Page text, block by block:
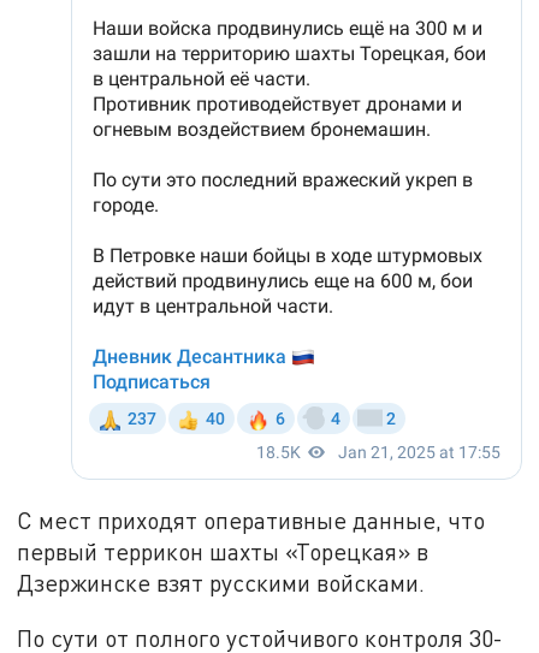
С мест приходят оперативные данные, что
первый террикон шахты «Торецкая» в
Дзержинске взят русскими войсками.
По сути от полного устойчивого контроля 30-